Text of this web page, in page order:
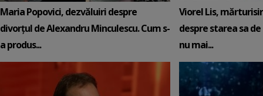
Maria Popovici, dezvăluiri despre
divorțul de Alexandru Minculescu. Cum s-
a produs...
Viorel Lis,
despre starea sa
nu mai...